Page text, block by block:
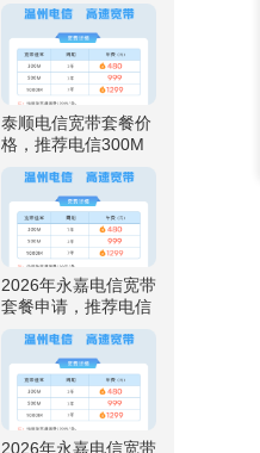
泰顺电信宽带套餐价
格，推荐电信300M
2026年永嘉电信宽带
套餐申请，推荐电信
2026年永嘉电信宽带